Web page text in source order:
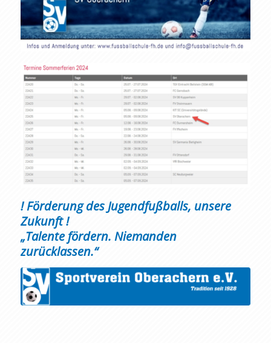
! Förderung des Jugendfußballs, unsere
Zukunft !
„Talente fördern. Niemanden
zurücklassen.“